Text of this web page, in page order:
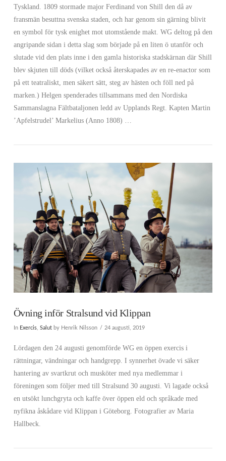
VIEW POST
Tyskland. 1809 stormade major Ferdinand von Shill den då av
fransmän besuttna svenska staden, och har genom sin gärning blivit
en symbol för tysk enighet mot utomstående makt. WG deltog på den
angripande sidan i detta slag som började på en liten ö utanför och
slutade vid den plats inne i den gamla historiska stadskärnan där Shill
blev skjuten till döds (vilket också återskapades av en re-enactor som
på ett teatraliskt, men säkert sätt, steg av hästen och föll ned på
marken.) Helgen spenderades tillsammans med den Nordiska
Sammanslagna Fältbataljonen ledd av Upplands Regt. Kapten Martin
’Apfelstrudel’ Markelius (Anno 1808) …
Övning inför Stralsund vid Klippan
In Exercis, Salutby Henrik Nilsson 24 augusti, 2019
Lördagen den 24 augusti genomförde WG en öppen exercis i
rättningar, vändningar och handgrepp. I synnerhet övade vi säker
hantering av svartkrut och musköter med nya medlemmar i
föreningen som följer med till Stralsund 30 augusti. Vi lagade också
en utsökt lunchgryta och kaffe över öppen eld och språkade med
nyfikna åskådare vid Klippan i Göteborg. Fotografier av Maria
Hallbeck.